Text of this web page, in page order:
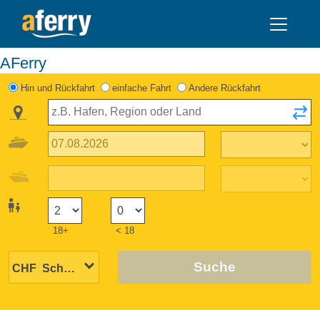
AFerry
Hin und Rückfahrt einfache Fahrt Andere Rückfahrt
18+ < 18
Suche